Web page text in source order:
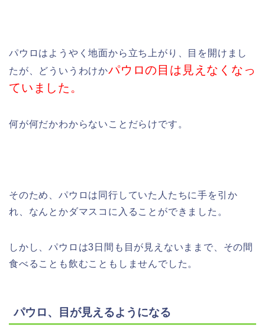
パウロはようやく地面から立ち上がり、目を開けまし
たが、どういうわけかパウロの目は見えなくなっ
ていました。
何が何だかわからないことだらけです。
そのため、パウロは同行していた人たちに手を引か
れ、なんとかダマスコに入ることができました。
しかし、パウロは3日間も目が見えないままで、その間
食べることも飲むこともしませんでした。
パウロ、目が見えるようになる